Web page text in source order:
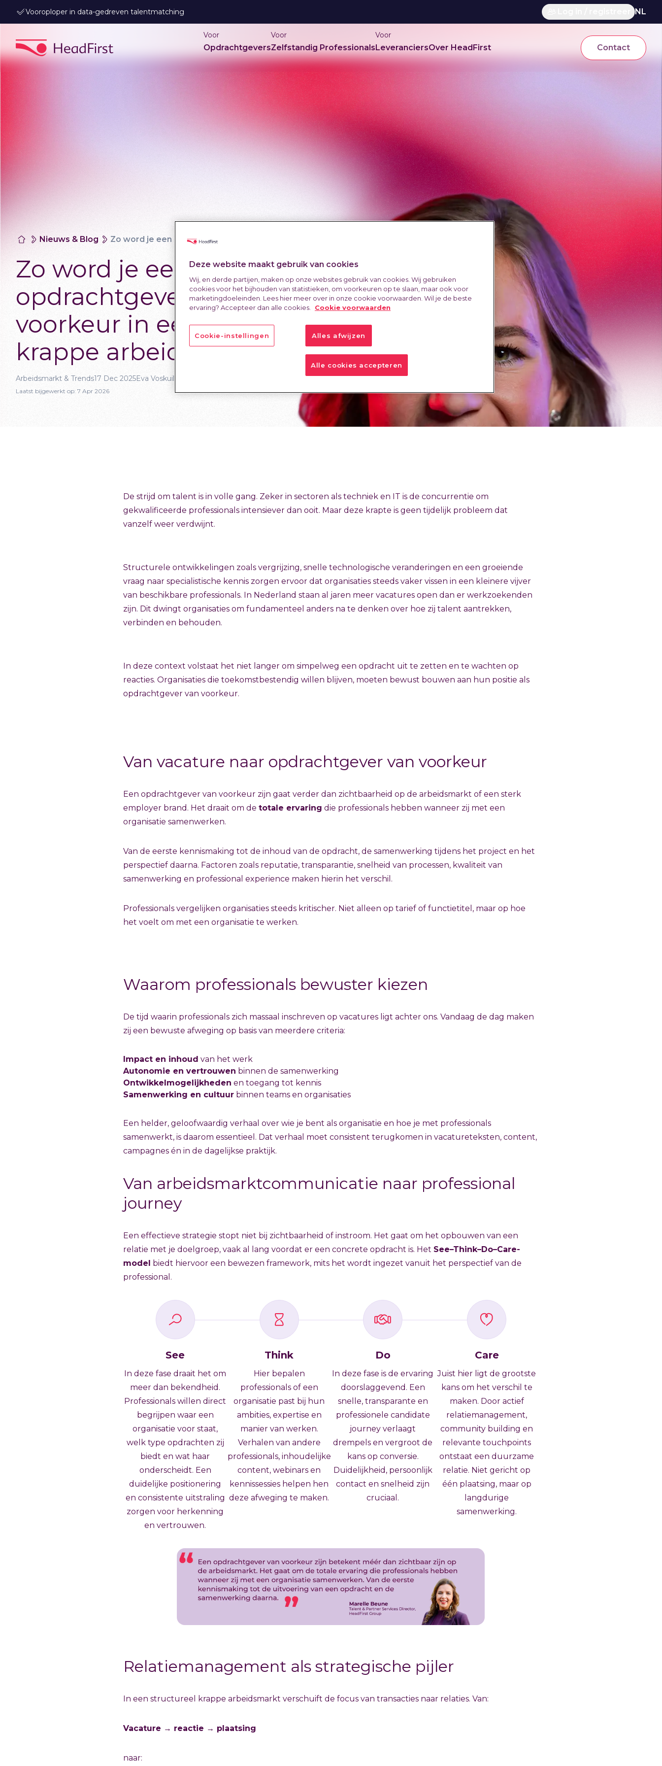
Vooroploper in data-gedreven talentmatching NL
Voor
Opdrachtgevers
Voor
Zelfstandig Professionals
Voor
LeveranciersOver HeadFirst Contact
Nieuws & Blog Zo word je een opdrachtgever van voorkeur in een krappe arbeidsmarkt
Zo word je een
opdrachtgever van
voorkeur in een
krappe arbeidsmarkt
Arbeidsmarkt & Trends17 Dec 2025Eva Voskuil
Laatst bijgewerkt op: 7 Apr 2026
De strijd om talent is in volle gang. Zeker in sectoren als techniek en IT is de concurrentie om
gekwalificeerde professionals intensiever dan ooit. Maar deze krapte is geen tijdelijk probleem dat
vanzelf weer verdwijnt.
Structurele ontwikkelingen zoals vergrijzing, snelle technologische veranderingen en een groeiende
vraag naar specialistische kennis zorgen ervoor dat organisaties steeds vaker vissen in een kleinere vijver
van beschikbare professionals. In Nederland staan al jaren meer vacatures open dan er werkzoekenden
zijn. Dit dwingt organisaties om fundamenteel anders na te denken over hoe zij talent aantrekken,
verbinden en behouden.
In deze context volstaat het niet langer om simpelweg een opdracht uit te zetten en te wachten op
reacties. Organisaties die toekomstbestendig willen blijven, moeten bewust bouwen aan hun positie als
opdrachtgever van voorkeur.
Van vacature naar opdrachtgever van voorkeur
Een opdrachtgever van voorkeur zijn gaat verder dan zichtbaarheid op de arbeidsmarkt of een sterk
employer brand. Het draait om detotale ervaring die professionals hebben wanneer zij met een
organisatie samenwerken.
Van de eerste kennismaking tot de inhoud van de opdracht, de samenwerking tijdens het project en het
perspectief daarna. Factoren zoals reputatie, transparantie, snelheid van processen, kwaliteit van
samenwerking en professional experience maken hierin het verschil.
Professionals vergelijken organisaties steeds kritischer. Niet alleen op tarief of functietitel, maar op hoe
het voelt om met een organisatie te werken.
Waarom professionals bewuster kiezen
De tijd waarin professionals zich massaal inschreven op vacatures ligt achter ons. Vandaag de dag maken
zij een bewuste afweging op basis van meerdere criteria:
Impact en inhoud van het werk
Autonomie en vertrouwen binnen de samenwerking
Ontwikkelmogelijkheden en toegang tot kennis
Samenwerking en cultuur binnen teams en organisaties
Een helder, geloofwaardig verhaal over wie je bent als organisatie en hoe je met professionals
samenwerkt, is daarom essentieel. Dat verhaal moet consistent terugkomen in vacatureteksten, content,
campagnes én in de dagelijkse praktijk.
Van arbeidsmarktcommunicatie naar professional
journey
Een effectieve strategie stopt niet bij zichtbaarheid of instroom. Het gaat om het opbouwen van een
relatie met je doelgroep, vaak al lang voordat er een concrete opdracht is. Het See–Think–Do–Care-
model biedt hiervoor een bewezen framework, mits het wordt ingezet vanuit het perspectief van de
professional.
See
In deze fase draait het om
meer dan bekendheid.
Professionals willen direct
begrijpen waar een
organisatie voor staat,
welk type opdrachten zij
biedt en wat haar
onderscheidt. Een
duidelijke positionering
en consistente uitstraling
zorgen voor herkenning
en vertrouwen.
Think
Hier bepalen
professionals of een
organisatie past bij hun
ambities, expertise en
manier van werken.
Verhalen van andere
professionals, inhoudelijke
content, webinars en
kennissessies helpen hen
deze afweging te maken.
Do
In deze fase is de ervaring
doorslaggevend. Een
snelle, transparante en
professionele candidate
journey verlaagt
drempels en vergroot de
kans op conversie.
Duidelijkheid, persoonlijk
contact en snelheid zijn
cruciaal.
Care
Juist hier ligt de grootste
kans om het verschil te
maken. Door actief
relatiemanagement,
community building en
relevante touchpoints
ontstaat een duurzame
relatie. Niet gericht op
één plaatsing, maar op
langdurige
samenwerking.
Relatiemanagement als strategische pijler
In een structureel krappe arbeidsmarkt verschuift de focus van transacties naar relaties. Van:
Vacature → reactie → plaatsing
naar:
Deze website maakt gebruik van cookies
Wij, en derde partijen, maken op onze websites gebruik van cookies. Wij gebruiken
cookies voor het bijhouden van statistieken, om voorkeuren op te slaan, maar ook voor
marketingdoeleinden. Lees hier meer over in onze cookie voorwaarden. Wil je de beste
ervaring? Accepteer dan alle cookies.
Cookie voorwaarden
Cookie-instellingen Alles afwijzen
Alle cookies accepteren